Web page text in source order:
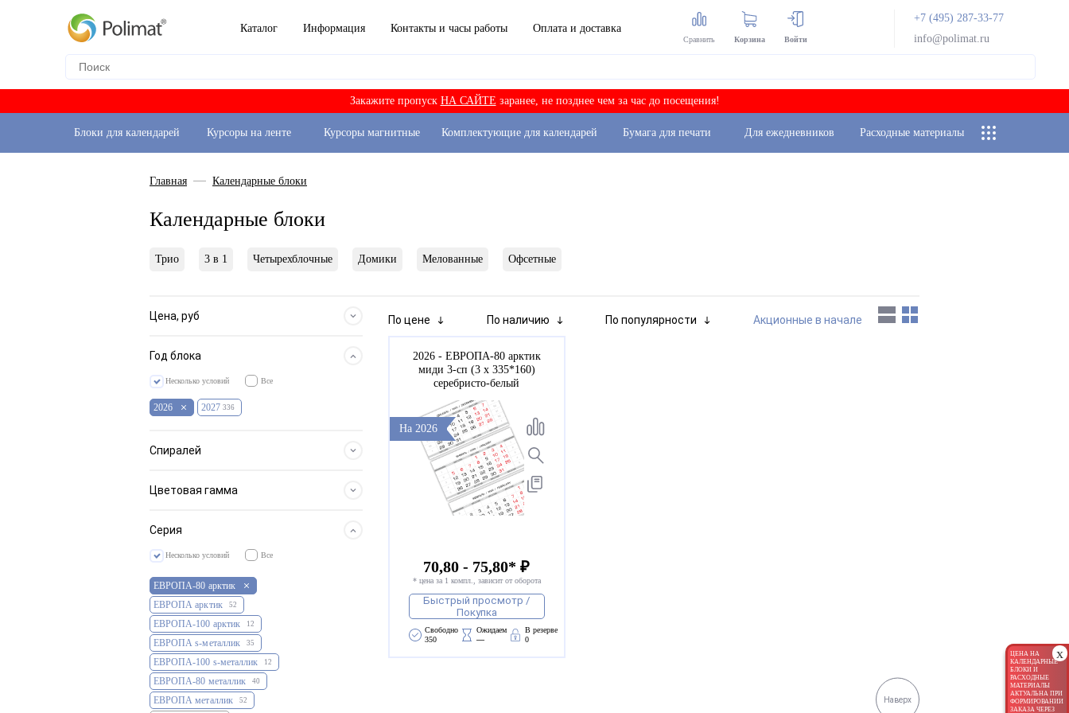
Каталог Информация Контакты и часы работы Оплата и доставка
Сравнить Корзина Войти
+7 (495) 287-33-77
info@polimat.ru
Закажите пропуск НА САЙТЕ заранее, не позднее чем за час до посещения!
Блоки для календарей Курсоры на ленте Курсоры магнитные Комплектующие для календарей Бумага для печати Для ежедневников Расходные материалы
x
ЦЕНА НА
КАЛЕНДАРНЫЕ
БЛОКИ И
РАСХОДНЫЕ
МАТЕРИАЛЫ
АКТУАЛЬНА ПРИ
ФОРМИРОВАНИИ
ЗАКАЗА ЧЕРЕЗ
Главная Календарные блоки
Календарные блоки
Трио 3 в 1 Четырехблочные Домики Мелованные Офсетные
Цена, руб
Год блока
Несколько условий Все
2026 2027 336
Спиралей
Цветовая гамма
Основные цвета
Серия
Несколько условий Все
ЕВРОПА-80 арктик
ЕВРОПА арктик
52
ЕВРОПА-100 арктик 12
ЕВРОПА s-металлик 35
ЕВРОПА-100 s-металлик 12
ЕВРОПА-80 металлик 40
ЕВРОПА металлик 52
По цене По наличию По популярности Акционные в начале
На 2026
2026 - ЕВРОПА-80 арктик
миди 3-сп (3 х 335*160)
серебристо-белый
70,80 - 75,80* ₽
* цена за 1 компл., зависит от оборота
Быстрый просмотр /
Покупка
Свободно
350
Ожидаем
—
В резерве
0
Наверх